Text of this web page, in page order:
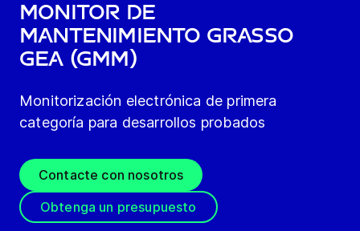
Monitor de
mantenimiento Grasso
GEA (GMM)
Monitorización electrónica de primera
categoría para desarrollos probados
Contacte con nosotros
Obtenga un presupuesto